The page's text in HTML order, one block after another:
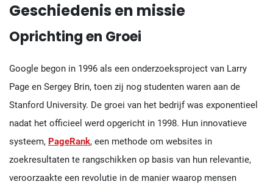
Geschiedenis en missie
Oprichting en Groei
Google begon in 1996 als een onderzoeksproject van Larry
Page en Sergey Brin, toen zij nog studenten waren aan de
Stanford University. De groei van het bedrijf was exponentieel
nadat het officieel werd opgericht in 1998. Hun innovatieve
systeem, PageRank, een methode om websites in
zoekresultaten te rangschikken op basis van hun relevantie,
veroorzaakte een revolutie in de manier waarop mensen